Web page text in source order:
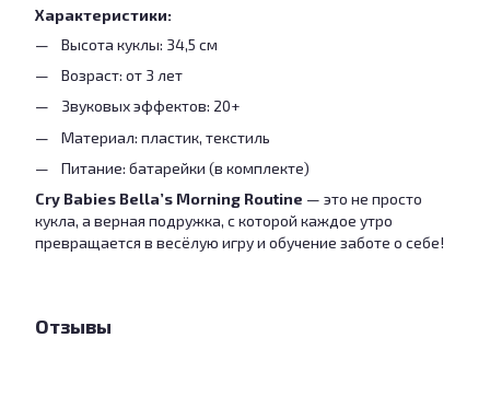
Характеристики:
Высота куклы: 34,5 см
Возраст: от 3 лет
Звуковых эффектов: 20+
Материал: пластик, текстиль
Питание: батарейки (в комплекте)
Cry Babies Bella’s Morning Routine — это не просто
кукла, а верная подружка, с которой каждое утро
превращается в весёлую игру и обучение заботе о себе!
Отзывы